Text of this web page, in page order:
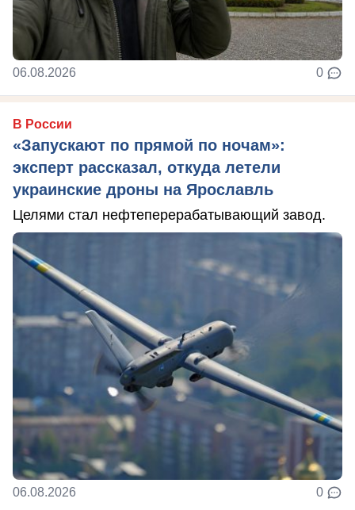
06.08.2026 0
В России
«Запускают по прямой по ночам»:
эксперт рассказал, откуда летели
украинские дроны на Ярославль
Целями стал нефтеперерабатывающий завод.
06.08.2026 0